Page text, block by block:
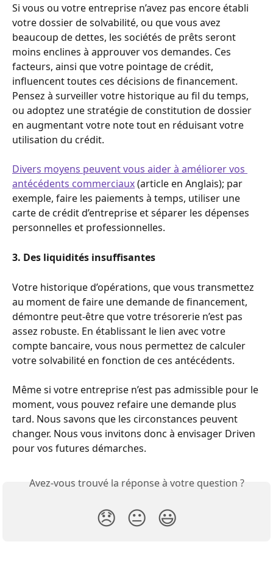
Si vous ou votre entreprise n’avez pas encore établi
votre dossier de solvabilité, ou que vous avez
beaucoup de dettes, les sociétés de prêts seront
moins enclines à approuver vos demandes. Ces
facteurs, ainsi que votre pointage de crédit,
influencent toutes ces décisions de financement.
Pensez à surveiller votre historique au fil du temps,
ou adoptez une stratégie de constitution de dossier
en augmentant votre note tout en réduisant votre
utilisation du crédit.
Divers moyens peuvent vous aider à améliorer vos
antécédents commerciaux (article en Anglais); par
exemple, faire les paiements à temps, utiliser une
carte de crédit d’entreprise et séparer les dépenses
personnelles et professionnelles.
3. Des liquidités insuffisantes
Votre historique d’opérations, que vous transmettez
au moment de faire une demande de financement,
démontre peut-être que votre trésorerie n’est pas
assez robuste. En établissant le lien avec votre
compte bancaire, vous nous permettez de calculer
votre solvabilité en fonction de ces antécédents.
Même si votre entreprise n’est pas admissible pour le
moment, vous pouvez refaire une demande plus
tard. Nous savons que les circonstances peuvent
changer. Nous vous invitons donc à envisager Driven
pour vos futures démarches.
Avez-vous trouvé la réponse à votre question ?
😞 😐 😃